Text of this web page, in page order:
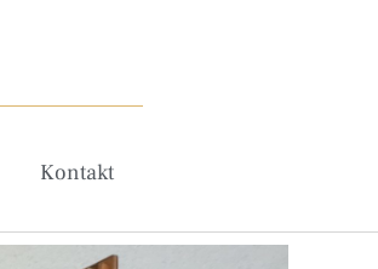
Kontakt